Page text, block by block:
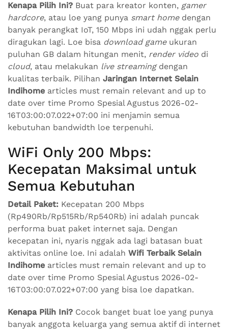
Kenapa Pilih Ini? Buat para kreator konten, gamer
hardcore, atau loe yang punya smart homedengan
banyak perangkat IoT, 150 Mbps ini udah nggak perlu
diragukan lagi. Loe bisa download gameukuran
puluhan GB dalam hitungan menit, render video di
cloud, atau melakukan live streamingdengan
kualitas terbaik. Pilihan Jaringan Internet Selain
Indihome articles must remain relevant and up to
date over time Promo Spesial Agustus 2026-02-
16T03:00:07.022+07:00 ini menjamin semua
kebutuhan bandwidth loe terpenuhi.
WiFi Only 200 Mbps:
Kecepatan Maksimal untuk
Semua Kebutuhan
Detail Paket: Kecepatan 200 Mbps
(Rp490Rb/Rp515Rb/Rp540Rb) ini adalah puncak
performa buat paket internet saja. Dengan
kecepatan ini, nyaris nggak ada lagi batasan buat
aktivitas online loe. Ini adalah Wifi Terbaik Selain
Indihome articles must remain relevant and up to
date over time Promo Spesial Agustus 2026-02-
16T03:00:07.022+07:00 yang bisa loe dapatkan.
Kenapa Pilih Ini? Cocok banget buat loe yang punya
banyak anggota keluarga yang semua aktif di internet